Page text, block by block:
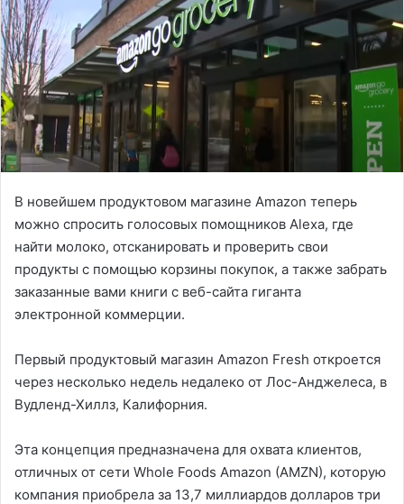
В новейшем продуктовом магазине Amazon теперь
можно спросить голосовых помощников Alexa, где
найти молоко, отсканировать и проверить свои
продукты с помощью корзины покупок, а также забрать
заказанные вами книги с веб-сайта гиганта
электронной коммерции.
Первый продуктовый магазин Amazon Fresh откроется
через несколько недель недалеко от Лос-Анджелеса, в
Вудленд-Хиллз, Калифорния.
Эта концепция предназначена для охвата клиентов,
отличных от сети Whole Foods Amazon (AMZN), которую
компания приобрела за 13,7 миллиардов долларов три